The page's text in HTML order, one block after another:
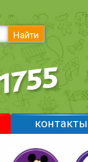
Найти
контакты